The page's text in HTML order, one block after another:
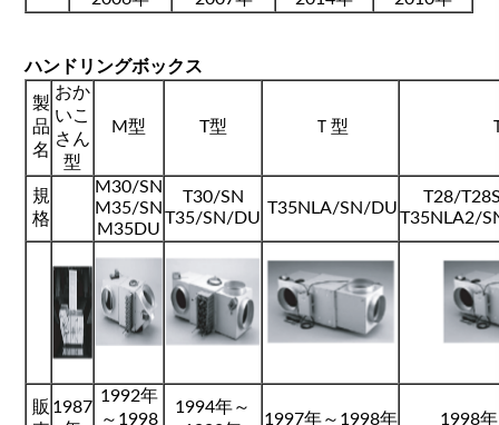
ハンドリングボックス
製
品
名
おか
いこ
さん
型
M型 T型 Ｔ型
規
格
M30/SN
M35/SN
M35DU
T30/SN
T35/SN/DU
T35NLA/SN/DU
T28/
T35NLA2/
販 1987
1992年
～1998
1994年～
1997年～1998年 1998